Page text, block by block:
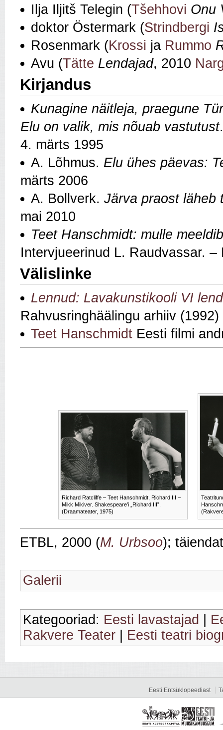
Ilja Iljitš Telegin (Tšehhovi Onu
doktor Östermark (Strindbergi
Rosenmark (Krossi ja Rummo
Avu (Tätte Lendajad, 2010
Kirjandus
Kunagine näitleja, praegune
Elu on valik, mis nõuab vastutust
4. märts 1995
A. Lõhmus. Elu ühes päevas:
märts 2006
A. Bollverk. Järva praost läheb
mai 2010
Teet Hanschmidt: mulle
Intervjueerinud L. Raudvassar.
Välislinke
Lennud: Lavakunstikooli VI
Rahvusringhäälingu arhiiv (1992)
Teet Hanschmidt Eesti filmi
Richard Ratcliffe – Teet Hanschmidt, Richard III –
Mikk Mikiver. Shakespeare’i „Richard III”.
(Draamateater, 1975)
ETBL, 2000 (M. Urbsoo);
Galerii
Kategooriad: Eesti lavastajad
Rakvere Teater
Eesti teatri
Eesti Entsüklopeediast